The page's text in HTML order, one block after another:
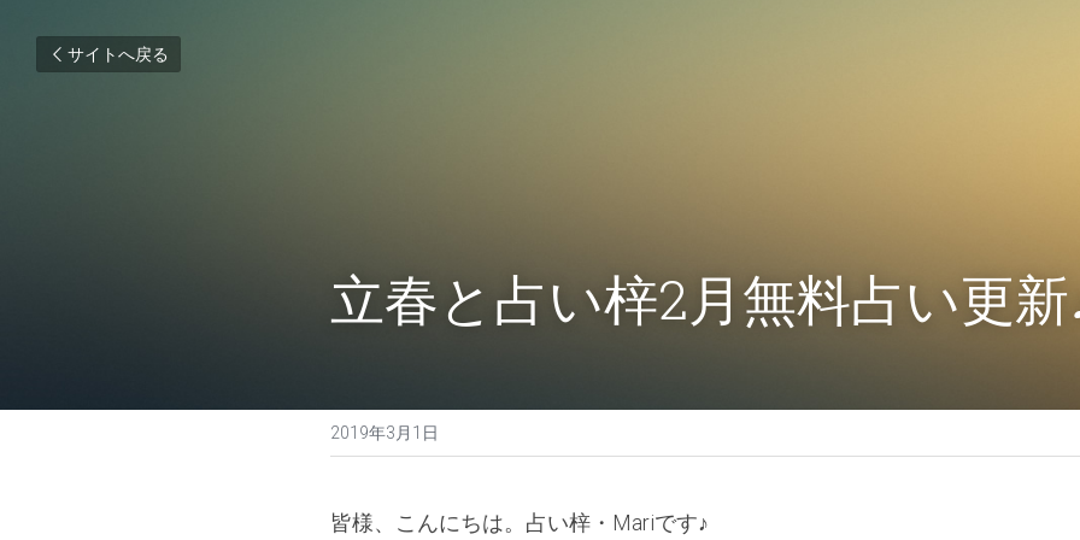
サイトへ戻る
立春と占い梓2月無料占い更
2019年3月1日
皆様、こんにちは。占い梓・Mariです♪